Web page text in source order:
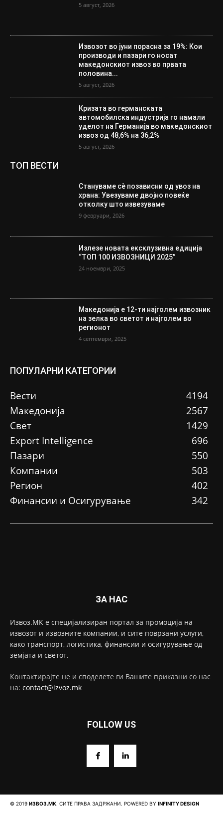
5 август, 2026
Извозот во јуни порасна за 19%: Кои
производи и пазари го носат
македонскиот извоз во првата
половина...
5 август, 2026
Кризата во германската
автомобилска индустрија го намали
уделот на Германија во македонскиот
извоз од 48,6% на 36,2%
5 август, 2026
ТОП ВЕСТИ
Стануваме сè позависни од увоз на
храна: Увезуваме двојно повеќе
отколку што извезуваме
9 февруари, 2026
Излезе новата ексклузивна едиција
“ТОП 100 ИЗВОЗНИЦИ 2025”
24 ноември, 2025
Македонија е 12-ти најголем извозник
на зелка во светот и најголем во
регионот
4 септември, 2025
ПОПУЛАРНИ КАТЕГОРИИ
Вести
4194
Македонија
2567
Свет
1429
Еxport Intelligence
696
Пазари
550
Компании
503
Регион
402
Финансии и Осигурување
342
ЗА НАС
Извоз.МК е специјализиран портал за промоција на
извозот и извозните компании, и сите поврзани услуги,
како транспорт, логистика, финансии и осигурување од
земјата и светот.
Контактирајте не и споделете ги Вашите приказни со нас
на: contact@izvoz.mk
FOLLOW US
© 2019 ИЗВОЗ.МК. СИТЕ ПРАВА ЗАДРЖАНИ. POWERED BY INFINITY DESIGN